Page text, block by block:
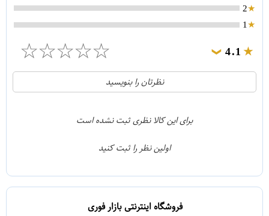
2
1
4.1
❯
☆
☆
☆
☆
☆
21
1
نظرتان را بنویسید
برای این کالا نظری ثبت نشده است
اولین نظر را ثبت کنید
فروشگاه اینترنتی بازار فوری